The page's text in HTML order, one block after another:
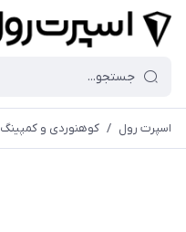
اسپرت رول / کوهنوردی و کمپینگ